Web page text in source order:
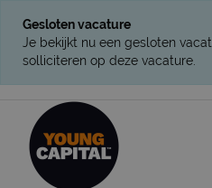
Gesloten vacature
Je bekijkt nu een gesloten
solliciteren op deze vacature.